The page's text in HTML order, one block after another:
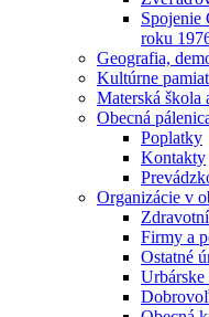
Spojenie
roku
Geografia,
Kultúrne
Materská škola
Obecná
Poplatky
Kontakty
Organizácie v
Firmy a
Ostatné
Urbárske